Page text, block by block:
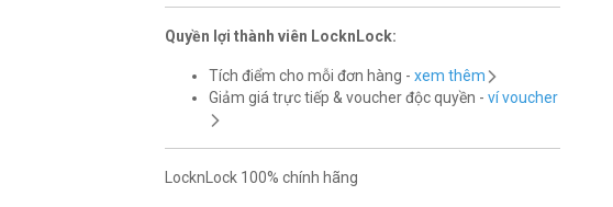
Quyền lợi thành viên LocknLock:
Tích điểm cho mỗi đơn hàng - xem thêm
Giảm giá trực tiếp & voucher độc quyền - ví voucher
LocknLock 100% chính hãng